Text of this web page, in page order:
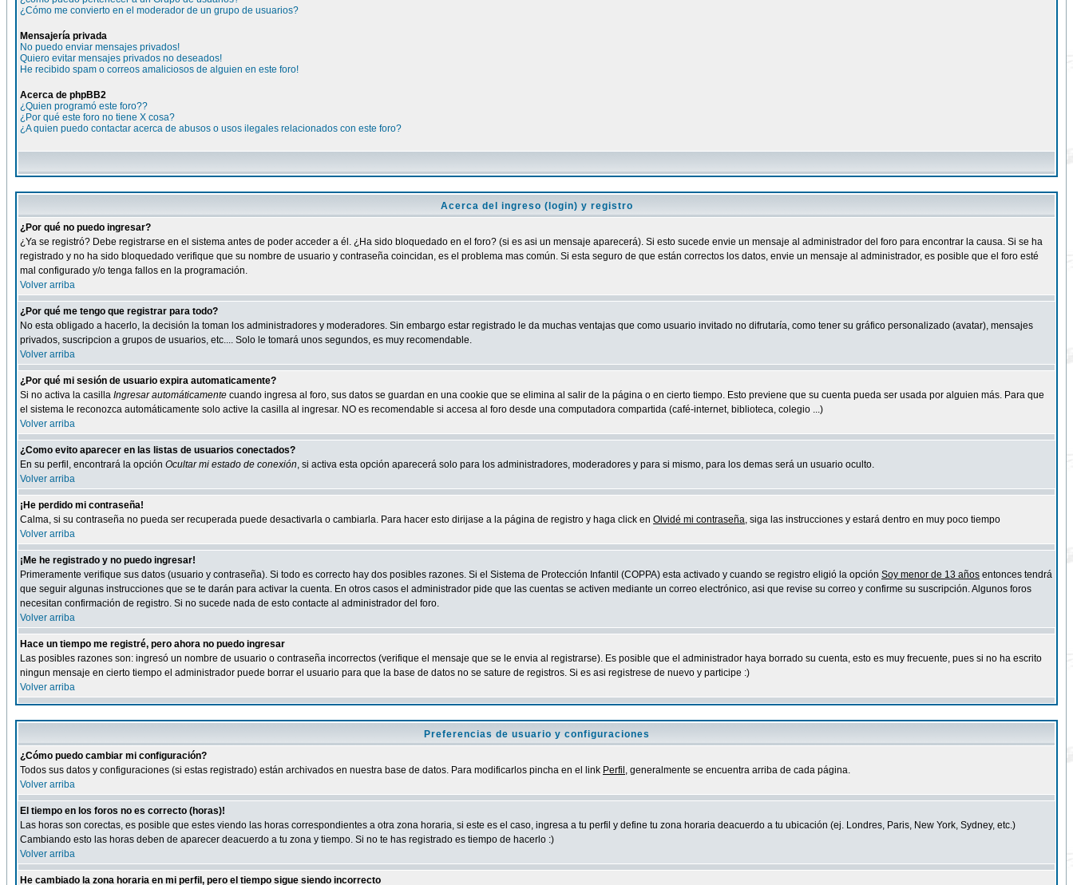
¿Cómo me convierto en el moderador de un grupo de usuarios?
Mensajería privada
No puedo enviar mensajes privados!
Quiero evitar mensajes privados no deseados!
He recibido spam o correos amaliciosos de alguien en este foro!
Acerca de phpBB2
¿Quien programó este foro??
¿Por qué este foro no tiene X cosa?
¿A quien puedo contactar acerca de abusos o usos ilegales relacionados con este foro?
Acerca del ingreso (login) y registro
¿Por qué no puedo ingresar?
¿Ya se registró? Debe registrarse en el sistema antes de poder acceder a él. ¿Ha sido bloquedado en el foro? (si es asi un mensaje aparecerá). Si esto sucede envie un mensaje al administrador del foro para encontrar la causa. Si se ha
registrado y no ha sido bloquedado verifique que su nombre de usuario y contraseña coincidan, es el problema mas común. Si esta seguro de que están correctos los datos, envie un mensaje al administrador, es posible que el foro esté
mal configurado y/o tenga fallos en la programación.
Volver arriba
¿Por qué me tengo que registrar para todo?
No esta obligado a hacerlo, la decisión la toman los administradores y moderadores. Sin embargo estar registrado le da muchas ventajas que como usuario invitado no difrutaría, como tener su gráfico personalizado (avatar), mensajes
privados, suscripcion a grupos de usuarios, etc.... Solo le tomará unos segundos, es muy recomendable.
Volver arriba
¿Por qué mi sesión de usuario expira automaticamente?
Si no activa la casilla Ingresar automáticamente cuando ingresa al foro, sus datos se guardan en una cookie que se elimina al salir de la página o en cierto tiempo. Esto previene que su cuenta pueda ser usada por alguien más. Para que
el sistema le reconozca automáticamente solo active la casilla al ingresar. NO es recomendable si accesa al foro desde una computadora compartida (café-internet, biblioteca, colegio ...)
Volver arriba
¿Como evito aparecer en las listas de usuarios conectados?
En su perfil, encontrará la opción Ocultar mi estado de conexión, si activa esta opción aparecerá solo para los administradores, moderadores y para si mismo, para los demas será un usuario oculto.
Volver arriba
¡He perdido mi contraseña!
Calma, si su contraseña no pueda ser recuperada puede desactivarla o cambiarla. Para hacer esto dirijase a la página de registro y haga click en Olvidé mi contraseña, siga las instrucciones y estará dentro en muy poco tiempo
Volver arriba
¡Me he registrado y no puedo ingresar!
Primeramente verifique sus datos (usuario y contraseña). Si todo es correcto hay dos posibles razones. Si el Sistema de Protección Infantil (COPPA) esta activado y cuando se registro eligió la opción Soy menor de 13 años entonces tendrá
que seguir algunas instrucciones que se te darán para activar la cuenta. En otros casos el administrador pide que las cuentas se activen mediante un correo electrónico, asi que revise su correo y confirme su suscripción. Algunos foros
necesitan confirmación de registro. Si no sucede nada de esto contacte al administrador del foro.
Volver arriba
Hace un tiempo me registré, pero ahora no puedo ingresar
Las posibles razones son: ingresó un nombre de usuario o contraseña incorrectos (verifique el mensaje que se le envia al registrarse). Es posible que el administrador haya borrado su cuenta, esto es muy frecuente, pues si no ha escrito
ningun mensaje en cierto tiempo el administrador puede borrar el usuario para que la base de datos no se sature de registros. Si es asi registrese de nuevo y participe :)
Volver arriba
Preferencias de usuario y configuraciones
¿Cómo puedo cambiar mi configuración?
Todos sus datos y configuraciones (si estas registrado) están archivados en nuestra base de datos. Para modificarlos pincha en el link Perfil , generalmente se encuentra arriba de cada página.
Volver arriba
El tiempo en los foros no es correcto (horas)!
Las horas son corectas, es posible que estes viendo las horas correspondientes a otra zona horaria, si este es el caso, ingresa a tu perfil y define tu zona horaria deacuerdo a tu ubicación (ej. Londres, Paris, New York, Sydney, etc.)
Cambiando esto las horas deben de aparecer deacuerdo a tu zona y tiempo. Si no te has registrado es tiempo de hacerlo :)
Volver arriba
He cambiado la zona horaria en mi perfil, pero el tiempo sigue siendo incorrecto